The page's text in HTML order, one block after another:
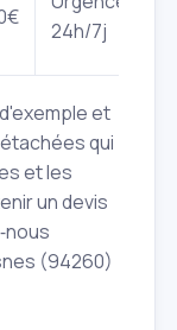
24h/7j
et
qui
et les
un devis
(94260)